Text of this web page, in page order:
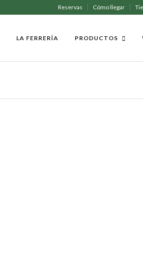
Reservas Cómo llegar
LA FERRERÍA PRODUCTOS